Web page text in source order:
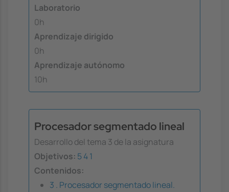
Laboratorio
0h
Aprendizaje dirigido
0h
Aprendizaje autónomo
10h
Procesador segmentado lineal
Desarrollo del tema 3 de la asignatura
Objetivos: 541
Contenidos:
3 . Procesador segmentado lineal.